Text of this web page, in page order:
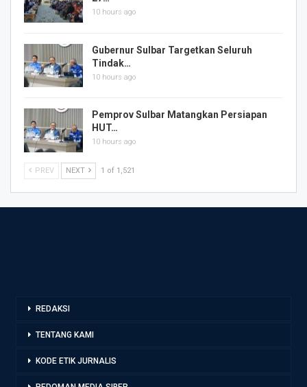
10 hours ago
Gubernur Sulbar Targetkan Seluruh
Tindak…
10 hours ago
Pemprov Sulbar Matangkan Persiapan
HUT…
10 hours ago
PREV NEXT 1 of 1,521
REDAKSI
TENTANG KAMI
KODE ETIK JURNALIS